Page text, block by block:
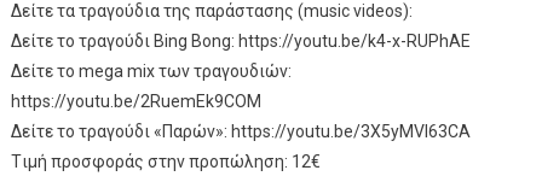
Δείτε τα τραγούδια της παράστασης (music videos):
Δείτε το τραγούδι Bing Bong: https://youtu.be/k4-x-RUPhAE
Δείτε το mega mix των τραγουδιών:
https://youtu.be/2RuemEk9COM
Δείτε το τραγούδι «Παρών»: https://youtu.be/3X5yMVI63CA
Tιμή προσφοράς στην προπώληση: 12€